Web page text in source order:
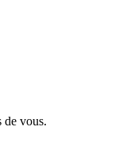
de vous.